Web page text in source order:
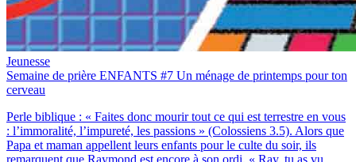
Jeunesse
Semaine de prière ENFANTS #7 Un ménage de printemps pour ton
cerveau
Perle biblique : « Faites donc mourir tout ce qui est terrestre en vous
: l’immoralité, l’impureté, les passions » (Colossiens 3.5). Alors que
Papa et maman appellent leurs enfants pour le culte du soir, ils
remarquent que Raymond est encore à son ordi. « Ray, tu as vu